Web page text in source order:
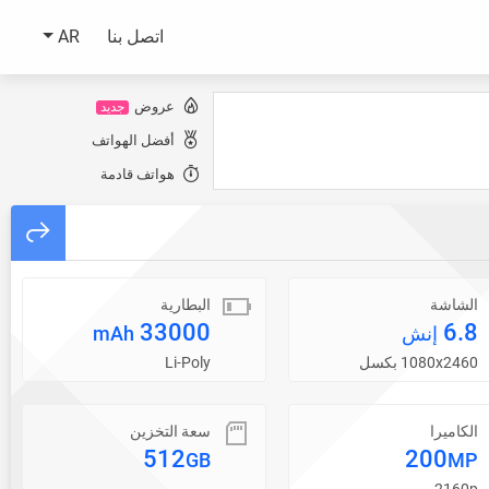
اتصل بنا AR
عروض جديد
أفضل الهواتف
هواتف قادمة
الشاشة
6.8 إنش
1080x2460 بكسل
البطارية
33000
mAh
Li-Poly
الكاميرا
200MP
سعة التخزين
512GB